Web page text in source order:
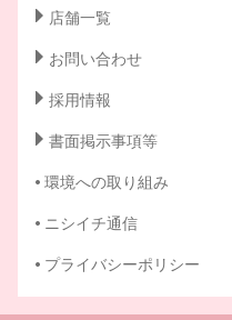
店舗一覧
お問い合わせ
採用情報
書面掲示事項等
環境への取り組み
ニシイチ通信
プライバシーポリシー